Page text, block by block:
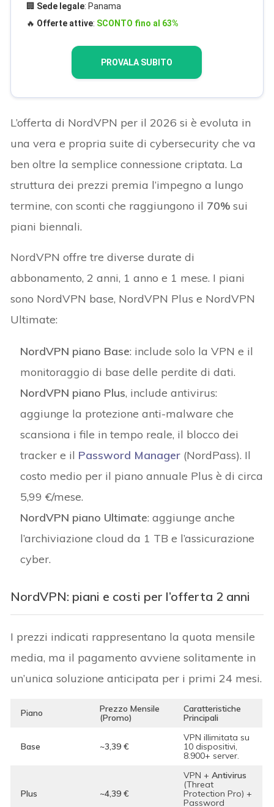
🏢 Sede legale: Panama
🔥 Offerte attive: SCONTO fino al 63%
PROVALA SUBITO
L’offerta di NordVPN per il 2026 si è evoluta in
una vera e propria suite di cybersecurity che va
ben oltre la semplice connessione criptata. La
struttura dei prezzi premia l’impegno a lungo
termine, con sconti che raggiungono il 70% sui
piani biennali.
NordVPN offre tre diverse durate di
abbonamento, 2 anni, 1 anno e 1 mese. I piani
sono NordVPN base, NordVPN Plus e NordVPN
Ultimate:
NordVPN piano Base: include solo la VPN e il
monitoraggio di base delle perdite di dati.
NordVPN piano Plus, include antivirus:
aggiunge la protezione anti-malware che
scansiona i file in tempo reale, il blocco dei
tracker e il Password Manager (NordPass). Il
costo medio per il piano annuale Plus è di circa
5,99 €/mese.
NordVPN piano Ultimate: aggiunge anche
l’archiviazione cloud da 1 TB e l’assicurazione
cyber.
NordVPN: piani e costi per l’offerta 2 anni
I prezzi indicati rappresentano la quota mensile
media, ma il pagamento avviene solitamente in
un’unica soluzione anticipata per i primi 24 mesi.
Piano
Prezzo Mensile
(Promo)
Caratteristiche
Principali
Base ~3,39 €
VPN illimitata su
10 dispositivi,
8.900+ server.
Plus ~4,39 €
VPN +Antivirus
(Threat
Protection Pro) +
Password